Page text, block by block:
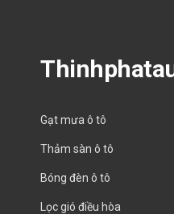
Gạt mưa ô tô
Thảm sàn ô tô
Bóng đèn ô tô
Lọc gió điều hòa